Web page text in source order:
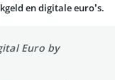
en digitale euro’s.
Euro by